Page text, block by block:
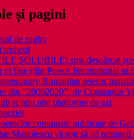
și pagini
de rugby
troheul
SOLUBILE) sms descărcat
ei fixe (din Poesis International
Romanian poems
din ”20002020”, de Constantin
și prin alte platforme de azi
comuniste publicate de
Manolescu vă rog să vă